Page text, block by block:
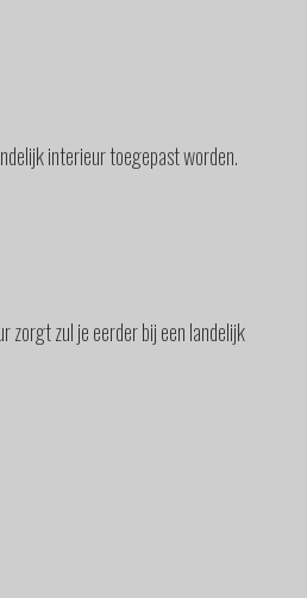
interieur toegepast worden.
zorgt zul je eerder bij een landelijk